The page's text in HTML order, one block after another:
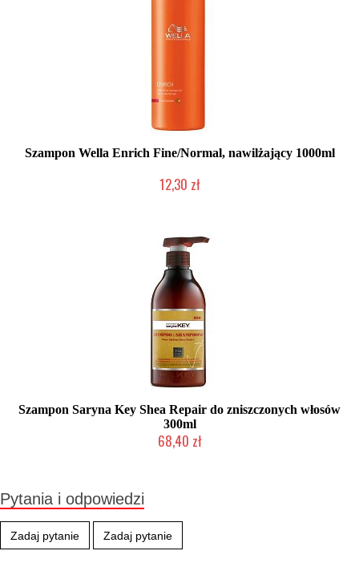
Szampon Wella Enrich Fine/Normal, nawilżający 1000ml
12,30 zł
Szampon Saryna Key Shea Repair do zniszczonych włosów
300ml
68,40 zł
Pytania i odpowiedzi
Zadaj pytanie Zadaj pytanie